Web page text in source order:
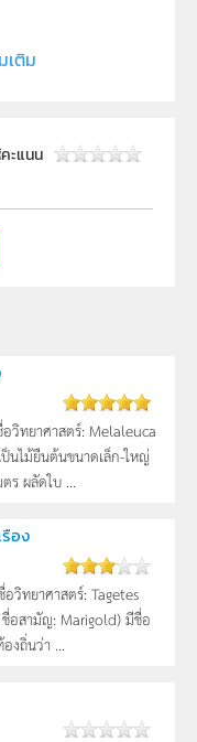
ม.3, ม.4, ม.5,
เติม
ะแนน
อวิทยาศาสตร์: Melaleuca
นไม้ยืนต้นขนาดเล็ก-ใหญ่
ร ผลัดใบ ...
อง
อวิทยาศาสตร์: Tagetes
อสามัญ: Marigold) มีชื่อ
งถิ่นว่า ...